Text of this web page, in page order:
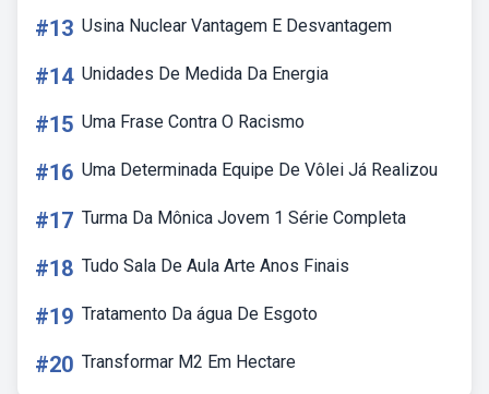
#13 Usina Nuclear Vantagem E Desvantagem
#14 Unidades De Medida Da Energia
#15 Uma Frase Contra O Racismo
#16 Uma Determinada Equipe De Vôlei Já Realizou
#17 Turma Da Mônica Jovem 1 Série Completa
#18 Tudo Sala De Aula Arte Anos Finais
#19 Tratamento Da água De Esgoto
#20 Transformar M2 Em Hectare